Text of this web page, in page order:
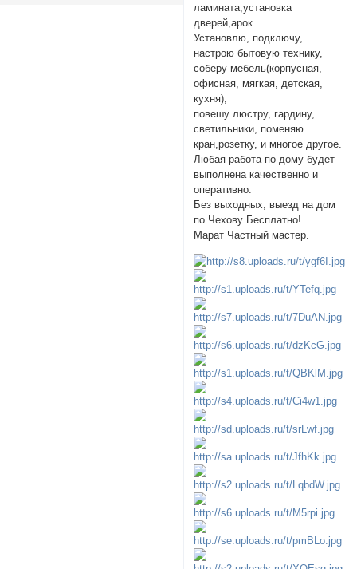
ламината,установка
дверей,арок.
Установлю, подключу,
настрою бытовую технику,
соберу мебель(корпусная,
офисная, мягкая, детская,
кухня),
повешу люстру, гардину,
светильники, поменяю
кран,розетку, и многое другое.
Любая работа по дому будет
выполнена качественно и
оперативно.
Без выходных, выезд на дом
по Чехову Бесплатно!
Марат Частный мастер.